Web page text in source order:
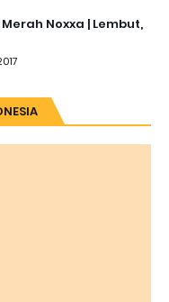
Noxxa | Lembut,